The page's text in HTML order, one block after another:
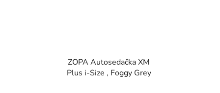
ZOPA Autosedačka XM
Plus i-Size , Foggy Grey